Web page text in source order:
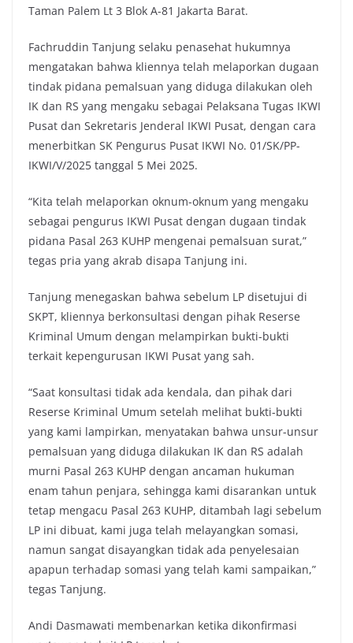
Taman Palem Lt 3 Blok A-81 Jakarta Barat.
Fachruddin Tanjung selaku penasehat hukumnya
mengatakan bahwa kliennya telah melaporkan dugaan
tindak pidana pemalsuan yang diduga dilakukan oleh
IK dan RS yang mengaku sebagai Pelaksana Tugas IKWI
Pusat dan Sekretaris Jenderal IKWI Pusat, dengan cara
menerbitkan SK Pengurus Pusat IKWI No. 01/SK/PP-
IKWI/V/2025 tanggal 5 Mei 2025.
“Kita telah melaporkan oknum-oknum yang mengaku
sebagai pengurus IKWI Pusat dengan dugaan tindak
pidana Pasal 263 KUHP mengenai pemalsuan surat,”
tegas pria yang akrab disapa Tanjung ini.
Tanjung menegaskan bahwa sebelum LP disetujui di
SKPT, kliennya berkonsultasi dengan pihak Reserse
Kriminal Umum dengan melampirkan bukti-bukti
terkait kepengurusan IKWI Pusat yang sah.
“Saat konsultasi tidak ada kendala, dan pihak dari
Reserse Kriminal Umum setelah melihat bukti-bukti
yang kami lampirkan, menyatakan bahwa unsur-unsur
pemalsuan yang diduga dilakukan IK dan RS adalah
murni Pasal 263 KUHP dengan ancaman hukuman
enam tahun penjara, sehingga kami disarankan untuk
tetap mengacu Pasal 263 KUHP, ditambah lagi sebelum
LP ini dibuat, kami juga telah melayangkan somasi,
namun sangat disayangkan tidak ada penyelesaian
apapun terhadap somasi yang telah kami sampaikan,”
tegas Tanjung.
Andi Dasmawati membenarkan ketika dikonfirmasi